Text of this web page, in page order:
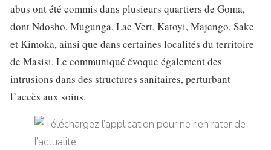
abus ont été commis dans plusieurs quartiers de Goma,
dont Ndosho, Mugunga, Lac Vert, Katoyi, Majengo, Sake
et Kimoka, ainsi que dans certaines localités du territoire
de Masisi. Le communiqué évoque également des
intrusions dans des structures sanitaires, perturbant
l’accès aux soins.